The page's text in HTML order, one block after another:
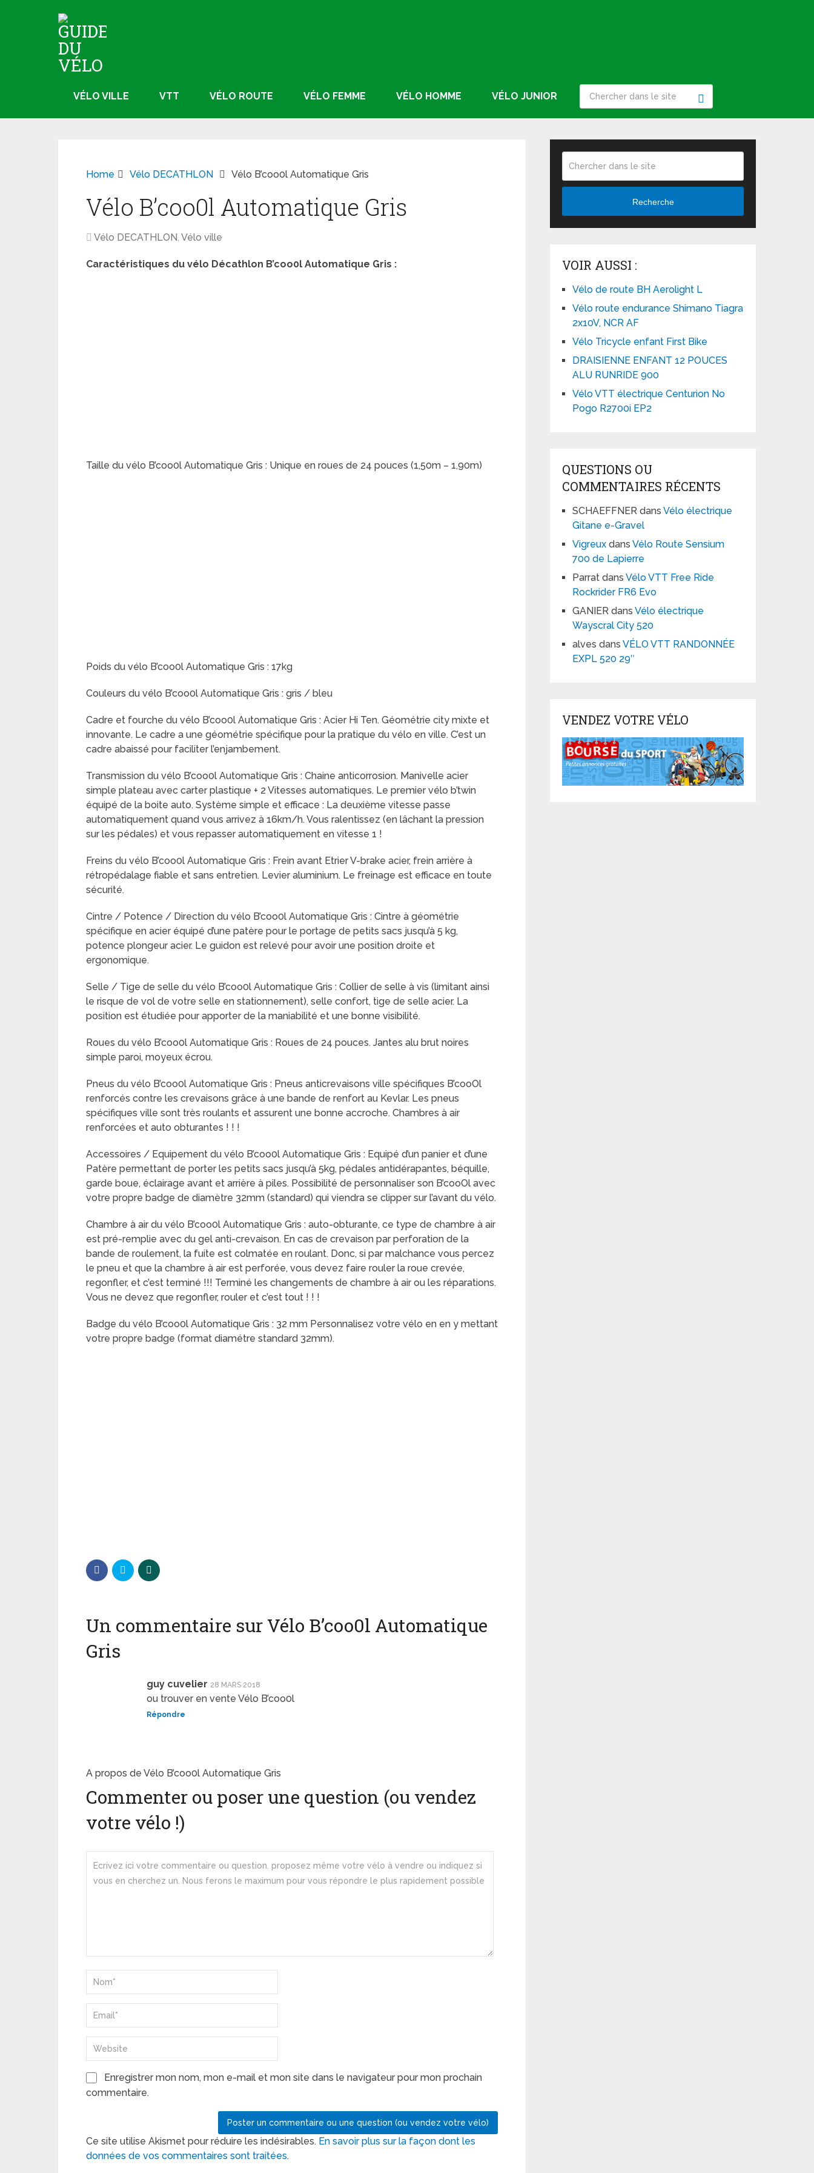
VÉLO VILLE VTT VÉLO ROUTE VÉLO FEMME VÉLO HOMME VÉLO JUNIOR
Home Vélo DECATHLON Vélo B’coo0l Automatique Gris
Vélo B’coo0l Automatique Gris
Vélo DECATHLON, Vélo ville
Caractéristiques du vélo Décathlon B’coo0l Automatique Gris :
Taille du vélo B’coo0l Automatique Gris : Unique en roues de 24 pouces (1,50m – 1,90m)
Poids du vélo B’coo0l Automatique Gris : 17kg
Couleurs du vélo B’coo0l Automatique Gris : gris / bleu
Cadre et fourche du vélo B’coo0l Automatique Gris : Acier Hi Ten. Géométrie city mixte et
innovante. Le cadre a une géométrie spécifique pour la pratique du vélo en ville. C’est un
cadre abaissé pour faciliter l’enjambement.
Transmission du vélo B’coo0l Automatique Gris : Chaine anticorrosion. Manivelle acier
simple plateau avec carter plastique + 2 Vitesses automatiques. Le premier vélo b’twin
équipé de la boite auto. Système simple et efficace : La deuxième vitesse passe
automatiquement quand vous arrivez à 16km/h. Vous ralentissez (en lâchant la pression
sur les pédales) et vous repasser automatiquement en vitesse 1 !
Freins du vélo B’coo0l Automatique Gris : Frein avant Etrier V-brake acier, frein arrière à
rétropédalage fiable et sans entretien. Levier aluminium. Le freinage est efficace en toute
sécurité.
Cintre / Potence / Direction du vélo B’coo0l Automatique Gris : Cintre à géométrie
spécifique en acier équipé d’une patère pour le portage de petits sacs jusqu’à 5 kg,
potence plongeur acier. Le guidon est relevé pour avoir une position droite et
ergonomique.
Selle / Tige de selle du vélo B’coo0l Automatique Gris : Collier de selle à vis (limitant ainsi
le risque de vol de votre selle en stationnement), selle confort, tige de selle acier. La
position est étudiée pour apporter de la maniabilité et une bonne visibilité.
Roues du vélo B’coo0l Automatique Gris : Roues de 24 pouces. Jantes alu brut noires
simple paroi, moyeux écrou.
Pneus du vélo B’coo0l Automatique Gris : Pneus anticrevaisons ville spécifiques B’cooOl
renforcés contre les crevaisons grâce à une bande de renfort au Kevlar. Les pneus
spécifiques ville sont très roulants et assurent une bonne accroche. Chambres à air
renforcées et auto obturantes ! ! !
Accessoires / Equipement du vélo B’coo0l Automatique Gris : Equipé d’un panier et d’une
Patère permettant de porter les petits sacs jusqu’à 5kg, pédales antidérapantes, béquille,
garde boue, éclairage avant et arrière à piles. Possibilité de personnaliser son B’cooOl avec
votre propre badge de diamètre 32mm (standard) qui viendra se clipper sur l’avant du vélo.
Chambre à air du vélo B’coo0l Automatique Gris : auto-obturante, ce type de chambre à air
est pré-remplie avec du gel anti-crevaison. En cas de crevaison par perforation de la
bande de roulement, la fuite est colmatée en roulant. Donc, si par malchance vous percez
le pneu et que la chambre à air est perforée, vous devez faire rouler la roue crevée,
regonfler, et c’est terminé !!! Terminé les changements de chambre à air ou les réparations.
Vous ne devez que regonfler, rouler et c’est tout ! ! !
Badge du vélo B’coo0l Automatique Gris : 32 mm Personnalisez votre vélo en en y mettant
votre propre badge (format diamétre standard 32mm).
Un commentaire sur Vélo B’coo0l Automatique
Gris
guy cuvelier 28 MARS 2018
ou trouver en vente Vélo B’coo0l
Répondre
A propos de Vélo B’coo0l Automatique Gris
Commenter ou poser une question (ou vendez
votre vélo !)
Enregistrer mon nom, mon e-mail et mon site dans le navigateur pour mon prochain
commentaire.
Ce site utilise Akismet pour réduire les indésirables. En savoir plus sur la façon dont les
données de vos commentaires sont traitées.
Recherche
VOIR AUSSI :
Vélo de route BH Aerolight L
Vélo route endurance Shimano Tiagra
2x10V, NCR AF
Vélo Tricycle enfant First Bike
DRAISIENNE ENFANT 12 POUCES
ALU RUNRIDE 900
Vélo VTT électrique Centurion No
Pogo R2700i EP2
QUESTIONS OU
COMMENTAIRES RÉCENTS
SCHAEFFNER dansVélo électrique
Gitane e-Gravel
Vigreux dansVélo Route Sensium
700 de Lapierre
Parrat dansVélo VTT Free Ride
Rockrider FR6 Evo
GANIER dansVélo électrique
Wayscral City 520
alves dansVÉLO VTT RANDONNÉE
EXPL 520 29″
VENDEZ VOTRE VÉLO